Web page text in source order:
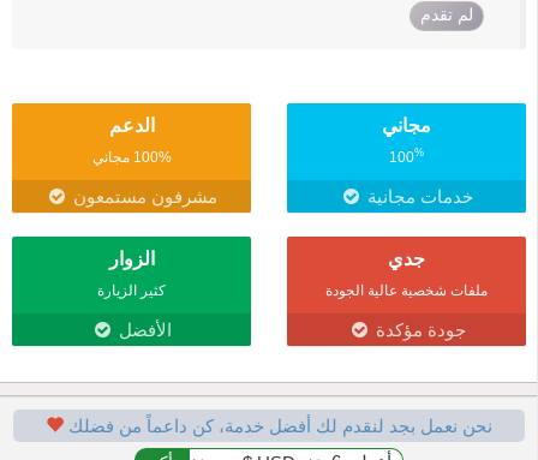
لم تقدم
مجاني
100%
خدمات مجانية
الدعم
100% مجاني
مشرفون مستمعون
جدي
ملفات شخصية عالية الجودة
جودة مؤكدة
الزوار
كثير الزيارة
الأفضل
نحن نعمل بجد لنقدم لك أفضل خدمة، كن داعماً من فضلك